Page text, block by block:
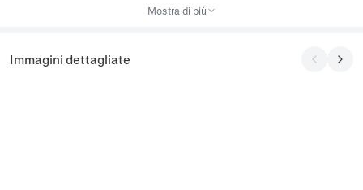
Mostra di più
Immagini dettagliate